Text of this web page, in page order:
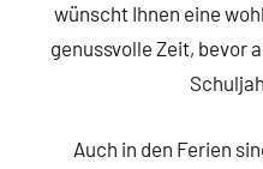
wünscht Ihnen eine
genussvolle Zeit, bevor
Auch in den Ferien